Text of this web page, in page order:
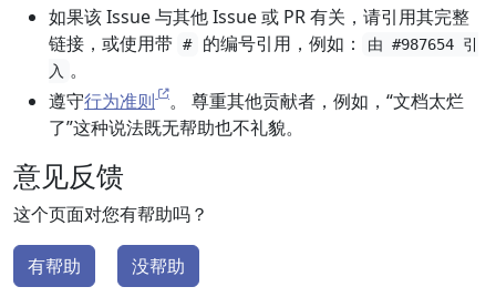
如果该 Issue 与其他 Issue 或 PR 有关，请引用其完整
链接，或使用带 # 的编号引用，例如：
由 #987654 引
入 。
遵守行为准则
。 尊重其他贡献者，例如，“文档太烂
了”这种说法既无帮助也不礼貌。
意见反馈
这个页面对您有帮助吗？
有帮助 没帮助